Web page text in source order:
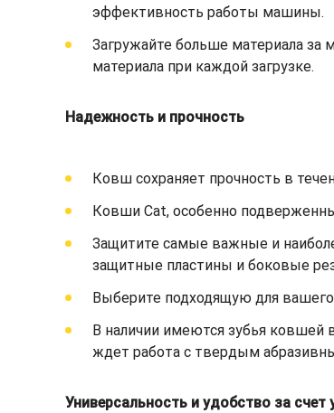
эффективность работы машины.
Загружайте больше материала
материала при каждой загрузке.
Надежность и прочность
Ковш сохраняет прочность в
Ковши Cat, особенно
Защитите самые важные и
защитные пластины и боковые
Выберите подходящую для
В наличии имеются зубья ковшей
ждет работа с твердым
Универсальность и удобство за